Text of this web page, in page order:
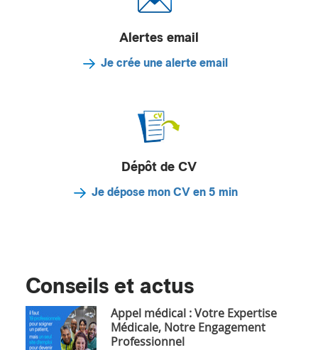
Alertes email
Je crée une alerte email
Dépôt de CV
Je dépose mon CV en 5 min
Conseils et actus
Appel médical : Votre Expertise
Médicale, Notre Engagement
Professionnel